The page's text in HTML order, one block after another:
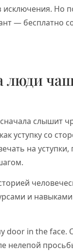
исключения. Но
— бесплатно
люди
слышит
уступку со
на
и
door in the face.
нелепой